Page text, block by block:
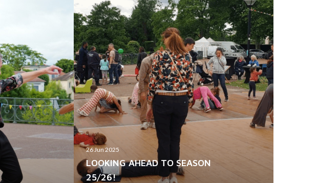
K
I
N
G
A
H
E
A
D
T
O
S
E
26 Jun 2025
LOOKING AHEAD TO SEASON
25/26!